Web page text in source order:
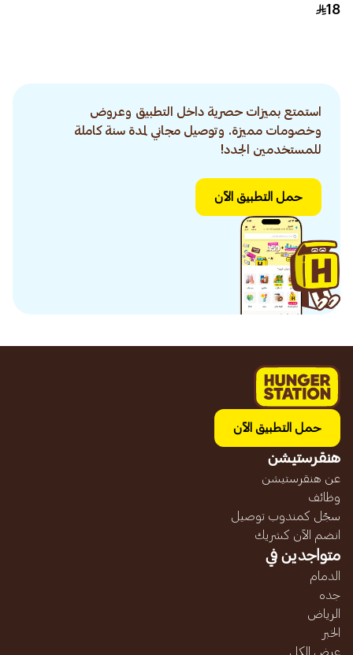
18
استمتع بميزات حصرية داخل التطبيق وعروض
وخصومات مميزة. وتوصيل مجاني لمدة سنة كاملة
للمستخدمين الجدد!
حمل التطبيق الآن
حمل التطبيق الآن
هنقرستيشن
عن هنقرستيشن
وظائف
سجّل كمندوب توصيل
انضم الآن كشريك
متواجدين في
الدمام
جده
الرياض
الخبر
عرض الكل...